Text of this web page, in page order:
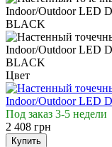
Цвет
Под заказ 3-5 недели
2 408 грн
Купить